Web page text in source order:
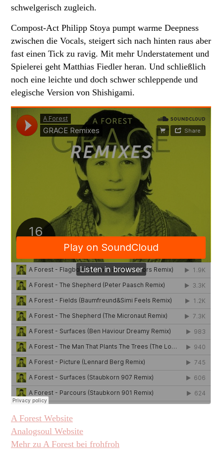
schwelgerisch zugleich.
Compost-Act Philipp Stoya pumpt warme Deepness
zwischen die Vocals, steigert sich nach hinten raus aber
fast einen Tick zu ravig. Mit mehr Understatement und
Spielerei geht Matthias Fiedler heran. Und schließlich
noch eine leichte und doch schwer schleppende und
elegische Version von Shishigami.
A Forest Website
Analogsoul Website
Mehr zu A Forest bei frohfroh